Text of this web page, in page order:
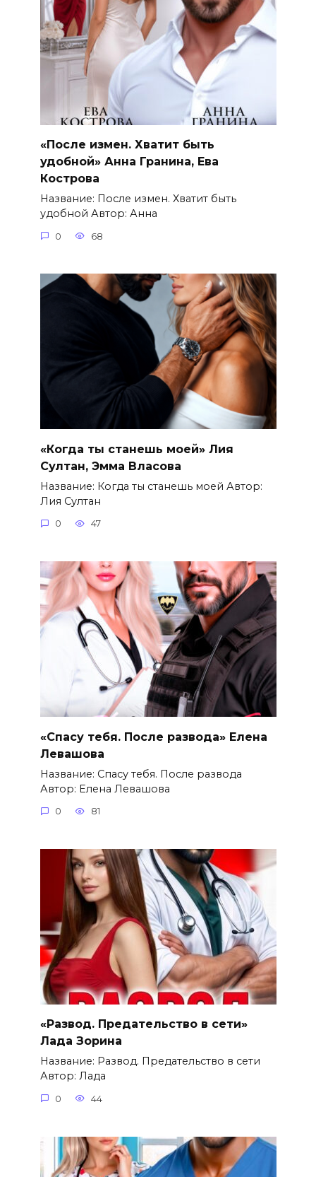
«После измен. Хватит быть
удобной» Анна Гранина, Ева
Кострова
Название: После измен. Хватит быть
удобной Автор: Анна
0 68
«Когда ты станешь моей» Лия
Султан, Эмма Власова
Название: Когда ты станешь моей Автор:
Лия Султан
0 47
«Спасу тебя. После развода» Елена
Левашова
Название: Спасу тебя. После развода
Автор: Елена Левашова
0 81
«Развод. Предательство в сети»
Лада Зорина
Название: Развод. Предательство в сети
Автор: Лада
0 44